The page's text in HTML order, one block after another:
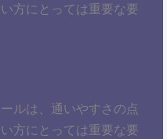
方にとっては重要な要
ルは、通いやすさの点
方にとっては重要な要